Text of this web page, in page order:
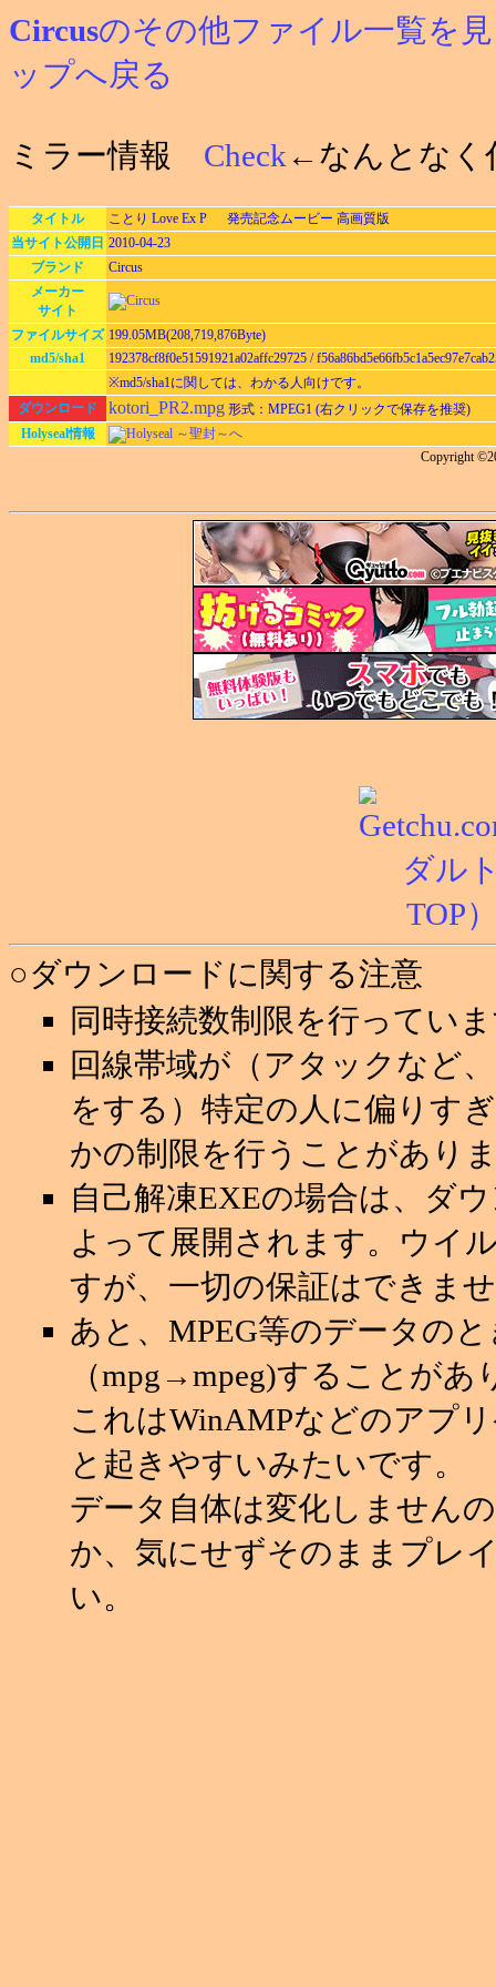
Circusのその他ファイル一覧を
ップへ戻る
ミラー情報 Check ←なんとなく
タイトル
ことり Love Ex P 発売記念ムービー 高画質版
当サイト公開日 2010-04-23
ブランド
Circus
メーカー
サイト
ファイルサイズ 199.05MB(208,719,876Byte)
md5/sha1
192378cf8f0e51591921a02affc29725 /
※md5/sha1に関しては、わかる人向けです。
ダウンロード
kotori_PR2.mpg 形式：MPEG1 (右クリックで保存を推奨)
Holyseal情報
Holyseal ～聖封～へ
Copyright
○ダウンロードに関する注意
同時接続数制限を行ってい
回線帯域が（アタックなど
をする）特定の人に偏りす
かの制限を行うことがあり
自己解凍EXEの場合は、ダ
よって展開されます。ウイ
すが、一切の保証はできま
あと、MPEG等のデータの
（mpg→mpeg)することがあ
これはWinAMPなどのアプ
と起きやすいみたいです。
データ自体は変化しません
か、気にせずそのままプレ
い。